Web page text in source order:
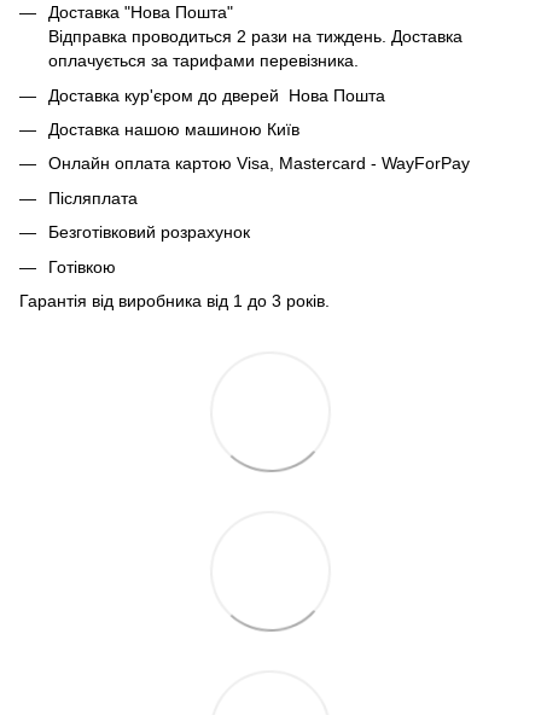
Доставка "Нова Пошта"
Відправка проводиться 2 рази на тиждень. Доставка
оплачується за тарифами перевізника.
Доставка кур'єром до дверей Нова Пошта
Доставка нашою машиною Київ
Онлайн оплата картою Visa, Mastercard - WayForPay
Післяплата
Безготівковий розрахунок
Готівкою
Гарантія від виробника від 1 до 3 років.